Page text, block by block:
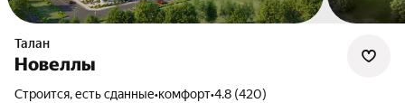
Талан
Новеллы
Строится, есть сданные•комфорт•4.8 (420)